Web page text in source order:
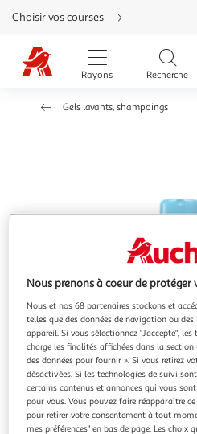
Aller
directement
au
contenu
Aller
directement
Aller
besoin
Choisir vos courses
Rayons Recherche
Gels lavants, shampoings
Nous prenons à coeur de protéger
Nous et nos 68 partenaires stockons et
telles que des données de navigation ou
appareil. Si vous sélectionnez "J'accepte",
charge les finalités affichées dans la
des données pour fournir ». Si vous retirez
désactivées. Si les technologies de suivi
certains contenus et annonces qui vous
pour vous. Vous pouvez faire réapparaître
pour retirer votre consentement à tout
mes préférences" en bas de page. Les